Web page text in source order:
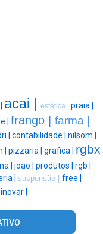
acai | estética | praia |
| frango | farma |
| contabilidade | nilsom |
| pizzaria | grafica | rgbx
| joao | produtos | rgb |
| suspensão | free |
inovar |